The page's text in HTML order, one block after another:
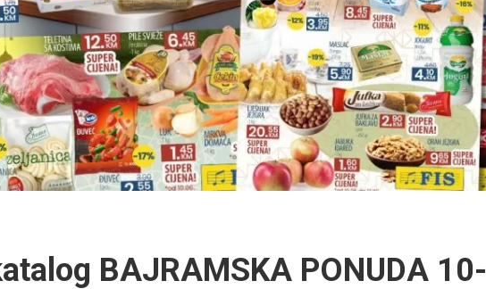
BAJRAMSKA PONUDA 10-